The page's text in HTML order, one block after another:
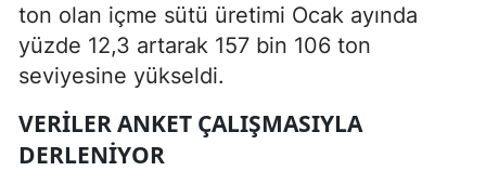
ton olan içme sütü üretimi Ocak ayında
yüzde 12,3 artarak 157 bin 106 ton
seviyesine yükseldi.
VERILER ANKET ÇALIŞMASIYLA
DERLENIYOR